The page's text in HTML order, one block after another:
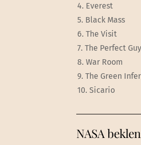
4. Everest
5. Black Mass
6. The Visit
7. The Perfect Guy
8. War Room
9. The Green
10. Sicario
NASA